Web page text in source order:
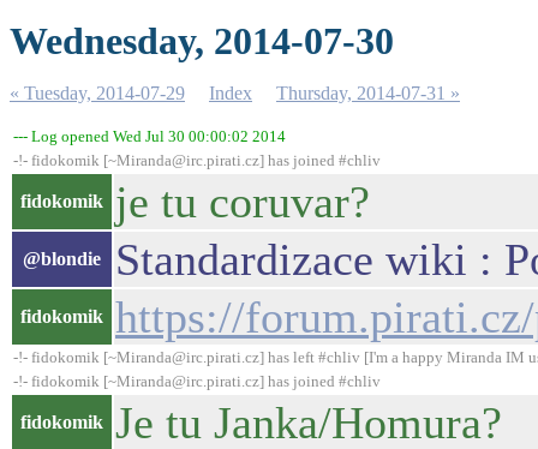
Wednesday, 2014-07-30
« Tuesday, 2014-07-29 Index Thursday, 2014-07-31 »
--- Log opened Wed Jul 30 00:00:02 2014
-!- fidokomik [~Miranda@irc.pirati.cz] has joined #chliv
fidokomik je tu coruvar?
@blondie Standardizace wiki :
fidokomik https://
-!- fidokomik [~Miranda@irc.pirati.cz] has left #chliv [I'm a happy Miranda IM
-!- fidokomik [~Miranda@irc.pirati.cz] has joined #chliv
fidokomik Je tu Janka/Homura?